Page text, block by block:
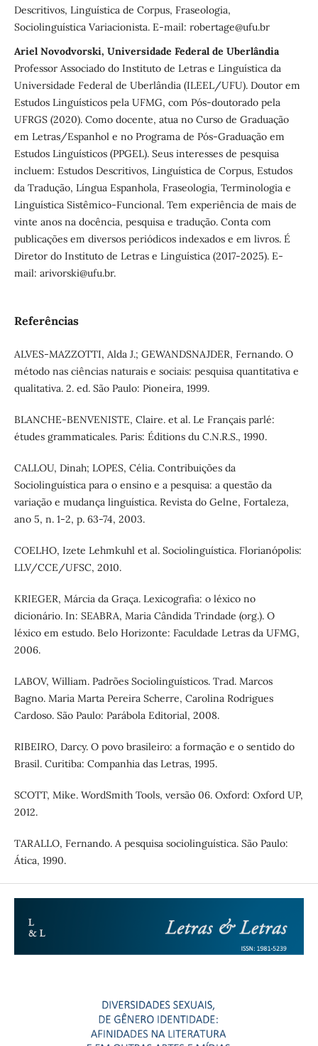
Descritivos, Linguística de Corpus, Fraseologia,
Sociolinguística Variacionista. E-mail: robertage@ufu.br
Ariel Novodvorski, Universidade Federal de Uberlândia
Professor Associado do Instituto de Letras e Linguística da
Universidade Federal de Uberlândia (ILEEL/UFU). Doutor em
Estudos Linguísticos pela UFMG, com Pós-doutorado pela
UFRGS (2020). Como docente, atua no Curso de Graduação
em Letras/Espanhol e no Programa de Pós-Graduação em
Estudos Linguísticos (PPGEL). Seus interesses de pesquisa
incluem: Estudos Descritivos, Linguística de Corpus, Estudos
da Tradução, Língua Espanhola, Fraseologia, Terminologia e
Linguística Sistêmico-Funcional. Tem experiência de mais de
vinte anos na docência, pesquisa e tradução. Conta com
publicações em diversos periódicos indexados e em livros. É
Diretor do Instituto de Letras e Linguística (2017-2025). E-
mail: arivorski@ufu.br.
Referências
ALVES-MAZZOTTI, Alda J.; GEWANDSNAJDER, Fernando. O
método nas ciências naturais e sociais: pesquisa quantitativa e
qualitativa. 2. ed. São Paulo: Pioneira, 1999.
BLANCHE-BENVENISTE, Claire. et al. Le Français parlé:
études grammaticales. Paris: Éditions du C.N.R.S., 1990.
CALLOU, Dinah; LOPES, Célia. Contribuições da
Sociolinguística para o ensino e a pesquisa: a questão da
variação e mudança linguística. Revista do Gelne, Fortaleza,
ano 5, n. 1-2, p. 63-74, 2003.
COELHO, Izete Lehmkuhl et al. Sociolinguística. Florianópolis:
LLV/CCE/UFSC, 2010.
KRIEGER, Márcia da Graça. Lexicografia: o léxico no
dicionário. In: SEABRA, Maria Cândida Trindade (org.). O
léxico em estudo. Belo Horizonte: Faculdade Letras da UFMG,
2006.
LABOV, William. Padrões Sociolinguísticos. Trad. Marcos
Bagno. Maria Marta Pereira Scherre, Carolina Rodrigues
Cardoso. São Paulo: Parábola Editorial, 2008.
RIBEIRO, Darcy. O povo brasileiro: a formação e o sentido do
Brasil. Curitiba: Companhia das Letras, 1995.
SCOTT, Mike. WordSmith Tools, versão 06. Oxford: Oxford UP,
2012.
TARALLO, Fernando. A pesquisa sociolinguística. São Paulo:
Ática, 1990.